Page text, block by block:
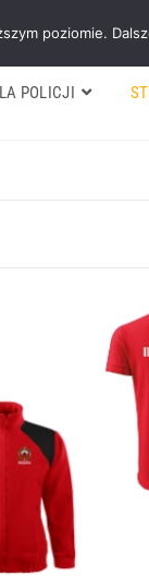
POLICJI
poziomie.